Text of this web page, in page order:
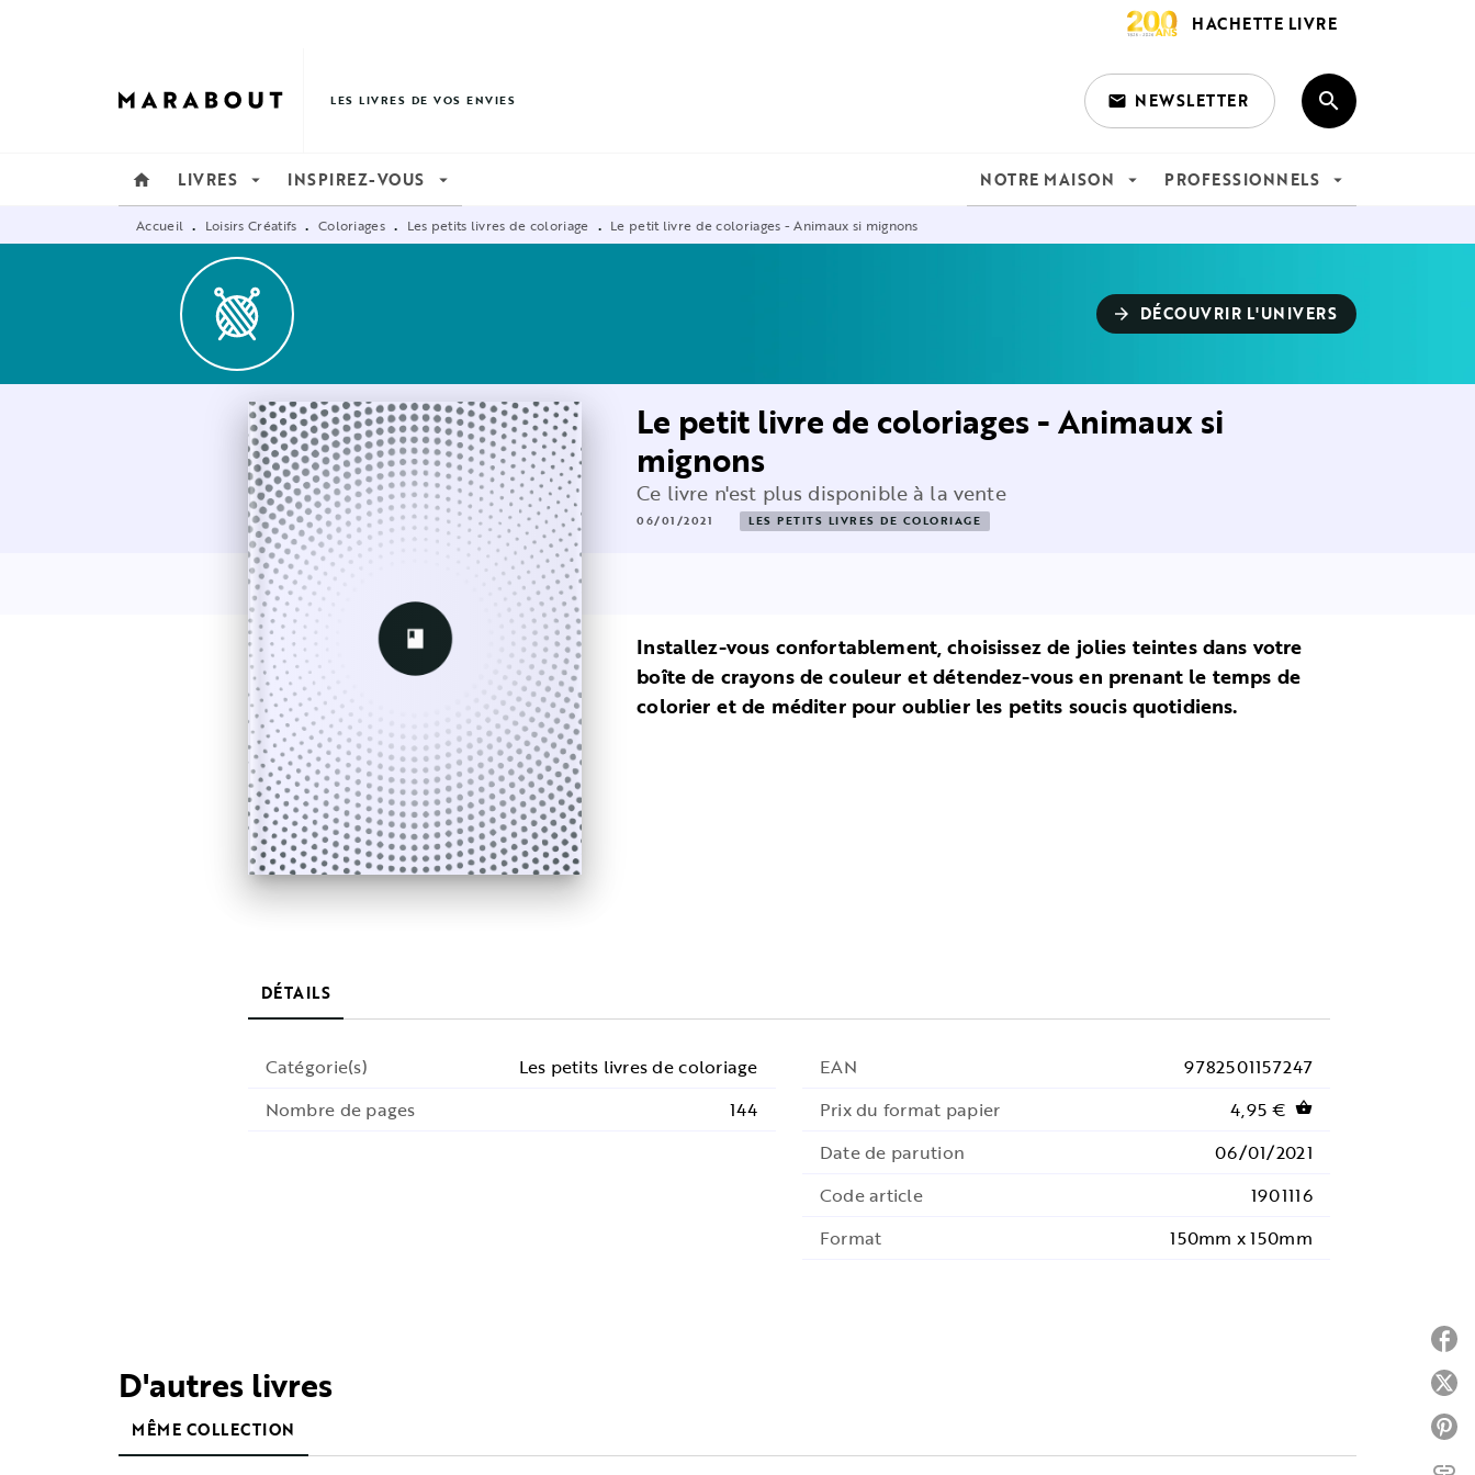
HACHETTE LIVRE
LES LIVRES DE VOS ENVIES email NEWSLETTER search
home LIVRES arrow_drop_down INSPIREZ-VOUS arrow_drop_down NOTRE MAISON arrow_drop_down PROFESSIONNELS arrow_drop_down
Accueil • Loisirs Créatifs • Coloriages • Les petits livres de coloriage • Le petit livre de coloriages - Animaux si mignons
arrow_forward DÉCOUVRIR L'UNIVERS
Le petit livre de coloriages - Animaux si
mignons
Ce livre n'est plus disponible à la vente
06/01/2021 LES PETITS LIVRES DE COLORIAGE
Installez-vous confortablement, choisissez de jolies teintes dans votre
boîte de crayons de couleur et détendez-vous en prenant le temps de
colorier et de méditer pour oublier les petits soucis quotidiens.
DÉTAILS
Catégorie(s)
Les petits livres de coloriage
Nombre de pages
144
EAN
9782501157247
Prix du format papier
4,95 € shopping_basket
Date de parution
06/01/2021
Code article
1901116
Format
150mm x 150mm
D'autres livres
MÊME COLLECTION